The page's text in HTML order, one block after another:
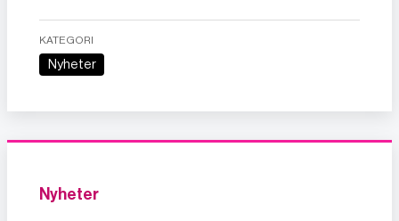
KATEGORI
Nyheter
Nyheter